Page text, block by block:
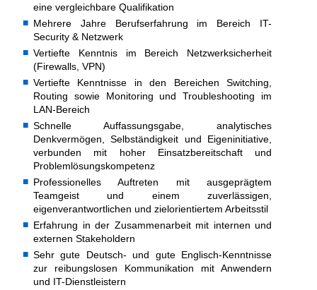
eine vergleichbare Qualifikation
Mehrere Jahre Berufserfahrung im Bereich IT-
Security & Netzwerk
Vertiefte Kenntnis im Bereich Netzwerksicherheit
(Firewalls, VPN)
Vertiefte Kenntnisse in den Bereichen Switching,
Routing sowie Monitoring und Troubleshooting im
LAN-Bereich
Schnelle Auffassungsgabe, analytisches
Denkvermögen, Selbständigkeit und Eigeninitiative,
verbunden mit hoher Einsatzbereitschaft und
Problemlösungskompetenz
Professionelles Auftreten mit ausgeprägtem
Teamgeist und einem zuverlässigen,
eigenverantwortlichen und zielorientiertem Arbeitsstil
Erfahrung in der Zusammenarbeit mit internen und
externen Stakeholdern
Sehr gute Deutsch- und gute Englisch-Kenntnisse
zur reibungslosen Kommunikation mit Anwendern
und IT-Dienstleistern